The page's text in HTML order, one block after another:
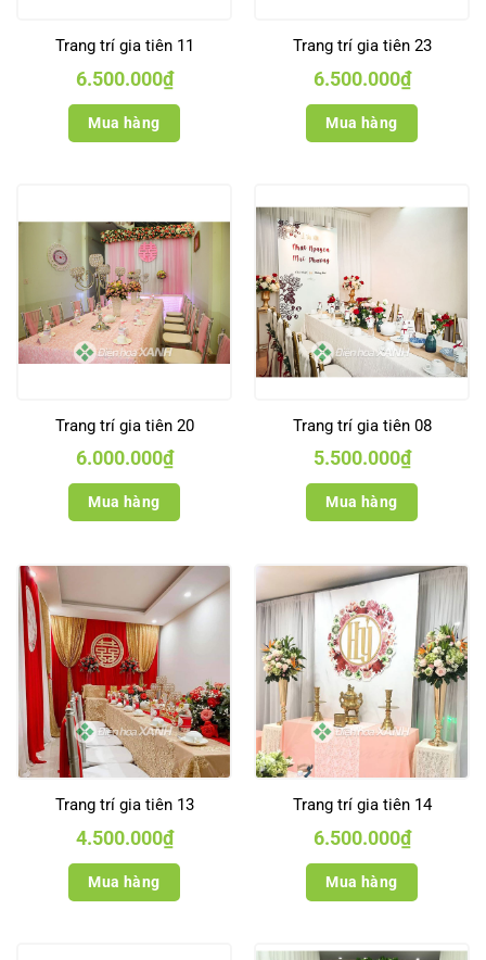
Trang trí gia tiên 11
6.500.000₫
Mua hàng
Trang trí gia tiên 23
6.500.000₫
Mua hàng
Trang trí gia tiên 20
6.000.000₫
Mua hàng
Trang trí gia tiên 08
5.500.000₫
Mua hàng
Trang trí gia tiên 13
4.500.000₫
Mua hàng
Trang trí gia tiên 14
6.500.000₫
Mua hàng